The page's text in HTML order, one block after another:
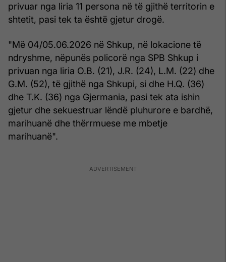
privuar nga liria 11 persona në të gjithë territorin e
shtetit, pasi tek ta është gjetur drogë.
"Më 04/05.06.2026 në Shkup, në lokacione të
ndryshme, nëpunës policorë nga SPB Shkup i
privuan nga liria O.B. (21), J.R. (24), L.M. (22) dhe
G.M. (52), të gjithë nga Shkupi, si dhe H.Q. (36)
dhe T.K. (36) nga Gjermania, pasi tek ata ishin
gjetur dhe sekuestruar lëndë pluhurore e bardhë,
marihuanë dhe thërrmuese me mbetje
marihuanë".